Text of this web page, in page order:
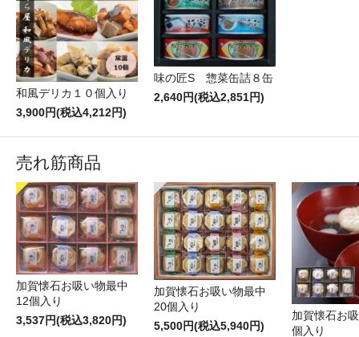
和風デリカ１０個入り
3,900円(税込4,212円)
味の匠S 惣菜缶詰８缶
2,640円(税込2,851円)
売れ筋商品
加賀懐石お吸い物最中
12個入り
3,537円(税込3,820円)
加賀懐石お吸い物最中
20個入り
5,500円(税込5,940円)
加賀懐石お
個入り